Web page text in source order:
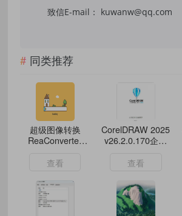
致信E-mail： kuwanw@qq.com
同类推荐
超级图像转换
ReaConverter
版
查看
CorelDRAW 2025
v26.2.0.170企业
查看